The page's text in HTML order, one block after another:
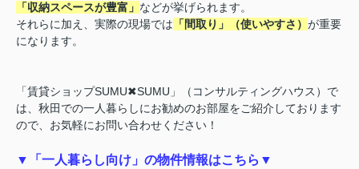
「収納スペースが豊富」 などが挙げられます。
それらに加え、実際の現場では 「間取り」（使いやすさ） が重要
になります。
「賃貸ショップSUMU✖SUMU」（ コンサルティングハウス）で
は、秋田での一人暮らしにお勧めのお部屋をご紹介しております
ので、お気軽にお問い合わせください！
▼「一人暮らし向け」の物件情報はこちら▼